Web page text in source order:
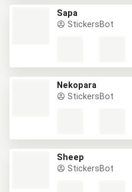
Sapa
StickersBot
Nekopara
StickersBot
Sheep
StickersBot